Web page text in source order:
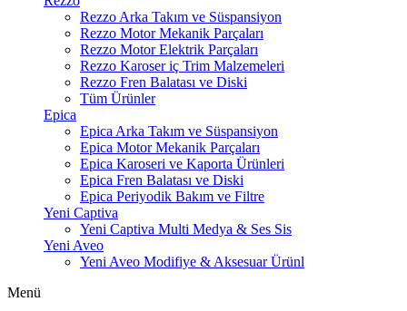
Rezzo Arka Takım ve Süspansiyon
Rezzo Motor Mekanik Parçaları
Rezzo Motor Elektrik Parçaları
Rezzo Karoser iç Trim Malzemeleri
Rezzo Fren Balatası ve Diski
Tüm Ürünler
Epica
Epica Arka Takım ve Süspansiyon
Epica Motor Mekanik Parçaları
Epica Karoseri ve Kaporta Ürünleri
Epica Fren Balatası ve Diski
Epica Periyodik Bakım ve Filtre
Yeni Captiva
Yeni Captiva Multi Medya & Ses Sis
Yeni Aveo
Yeni Aveo Modifiye & Aksesuar Ürünl
Menü